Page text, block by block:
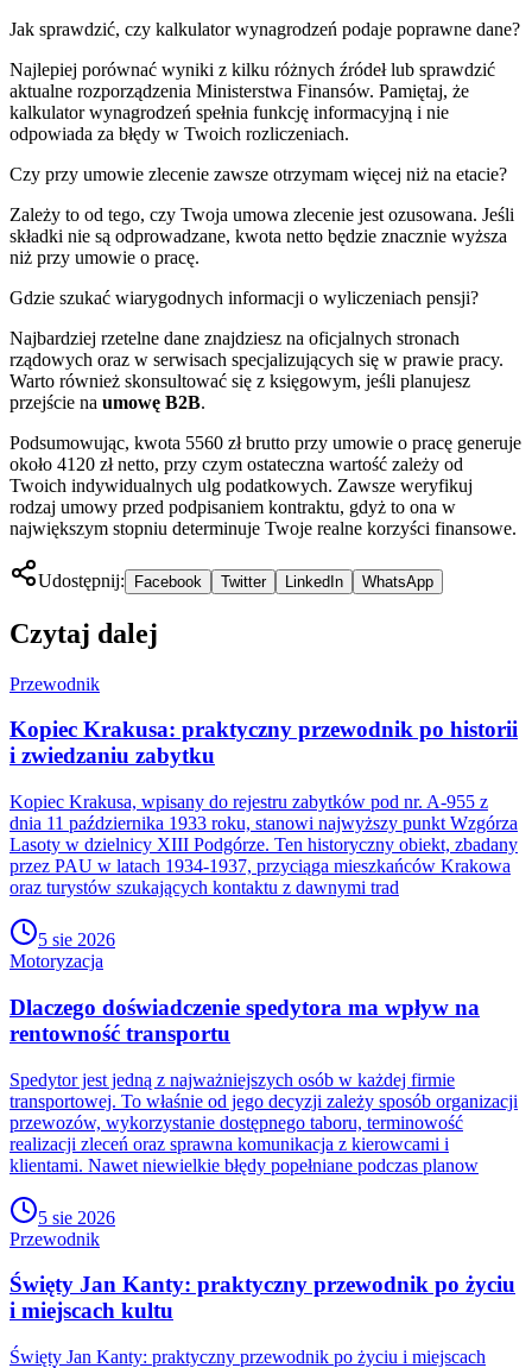
Jak sprawdzić, czy kalkulator wynagrodzeń podaje poprawne dane?
Najlepiej porównać wyniki z kilku różnych źródeł lub sprawdzić
aktualne rozporządzenia Ministerstwa Finansów. Pamiętaj, że
kalkulator wynagrodzeń spełnia funkcję informacyjną i nie
odpowiada za błędy w Twoich rozliczeniach.
Czy przy umowie zlecenie zawsze otrzymam więcej niż na etacie?
Zależy to od tego, czy Twoja umowa zlecenie jest ozusowana. Jeśli
składki nie są odprowadzane, kwota netto będzie znacznie wyższa
niż przy umowie o pracę.
Gdzie szukać wiarygodnych informacji o wyliczeniach pensji?
Najbardziej rzetelne dane znajdziesz na oficjalnych stronach
rządowych oraz w serwisach specjalizujących się w prawie pracy.
Warto również skonsultować się z księgowym, jeśli planujesz
przejście na umowę B2B.
Podsumowując, kwota 5560 zł brutto przy umowie o pracę generuje
około 4120 zł netto, przy czym ostateczna wartość zależy od
Twoich indywidualnych ulg podatkowych. Zawsze weryfikuj
rodzaj umowy przed podpisaniem kontraktu, gdyż to ona w
największym stopniu determinuje Twoje realne korzyści finansowe.
Udostępnij: Facebook Twitter LinkedIn WhatsApp
Czytaj dalej
Przewodnik
Kopiec Krakusa: praktyczny przewodnik po historii
i zwiedzaniu zabytku
Kopiec Krakusa, wpisany do rejestru zabytków pod nr. A-955 z
dnia 11 października 1933 roku, stanowi najwyższy punkt Wzgórza
Lasoty w dzielnicy XIII Podgórze. Ten historyczny obiekt, zbadany
przez PAU w latach 1934-1937, przyciąga mieszkańców Krakowa
oraz turystów szukających kontaktu z dawnymi trad
5 sie 2026
Motoryzacja
Dlaczego doświadczenie spedytora ma wpływ na
rentowność transportu
Spedytor jest jedną z najważniejszych osób w każdej firmie
transportowej. To właśnie od jego decyzji zależy sposób organizacji
przewozów, wykorzystanie dostępnego taboru, terminowość
realizacji zleceń oraz sprawna komunikacja z kierowcami i
klientami. Nawet niewielkie błędy popełniane podczas planow
5 sie 2026
Przewodnik
Święty Jan Kanty: praktyczny przewodnik po życiu
i miejscach kultu
Święty Jan Kanty: praktyczny przewodnik po życiu i miejscach